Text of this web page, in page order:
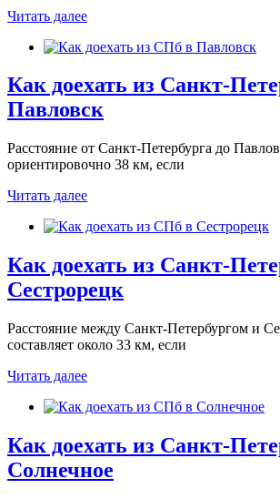
Читать далее
Как доехать из Санкт-
Павловск
Расстояние от Санкт-Петербурга до
ориентировочно 38 км, если
Читать далее
Как доехать из Санкт-
Сестрорецк
Расстояние между Санкт-Петербургом и
составляет около 33 км, если
Читать далее
Как доехать из Санкт-
Солнечное